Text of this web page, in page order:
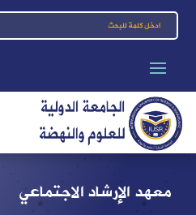
معهد الإرشاد الاجتماعي